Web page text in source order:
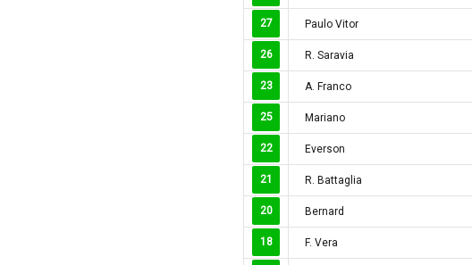
27 Paulo Vitor
26 R. Saravia
23 A. Franco
25 Mariano
22 Everson
21 R. Battaglia
20 Bernard
18 F. Vera